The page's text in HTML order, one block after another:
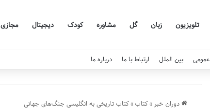
تلویزیون زبان گل مشاوره کودک دیجیتال مجازی
عمومی بین الملل ارتباط با ما درباره ما
دوران خبر »کتاب »کتاب تاریخی به انگلیسی جنگ‌های جهانی